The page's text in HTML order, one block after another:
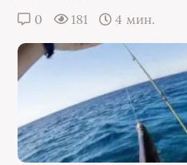
0 181 4 мин.